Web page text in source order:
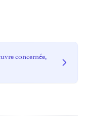
concernée,